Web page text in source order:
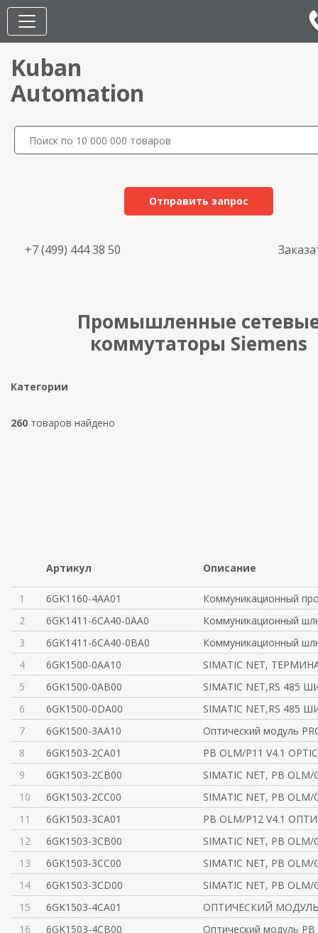
Kuban
Automation
Отправить запрос
+7 (499) 444 38 50
Промышленные
коммутаторы Siemens
Категории
260 товаров найдено
Артикул Описание
1 6GK1160-4AA01
Коммуникационный
2
6GK1411-6CA40-0AA0
Коммуникационный
3
6GK1411-6CA40-0BA0
Коммуникационный
4
6GK1500-0AA10
SIMATIC NET,
5
6GK1500-0AB00
SIMATIC NET,RS 485
6
6GK1500-0DA00
SIMATIC NET,RS 485
7
6GK1500-3AA10
Оптический модуль
8
6GK1503-2CA01
PB OLM/P11 V4.1
9
6GK1503-2CB00
SIMATIC NET, PB OLM/
10
6GK1503-2CC00
SIMATIC NET, PB OLM/
11
6GK1503-3CA01
PB OLM/P12 V4.1
12
6GK1503-3CB00
SIMATIC NET, PB OLM/
13
6GK1503-3CC00
SIMATIC NET, PB OLM/
14
6GK1503-3CD00
SIMATIC NET, PB OLM/
15
6GK1503-4CA01
ОПТИЧЕСКИЙ
16
6GK1503-4CB00
Оптический модуль PB